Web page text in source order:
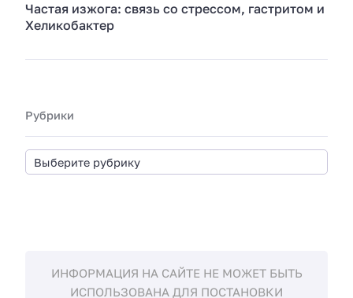
Частая изжога: связь со стрессом, гастритом и
Хеликобактер
Рубрики
ИНФОРМАЦИЯ НА САЙТЕ НЕ МОЖЕТ БЫТЬ
ИСПОЛЬЗОВАНА ДЛЯ ПОСТАНОВКИ